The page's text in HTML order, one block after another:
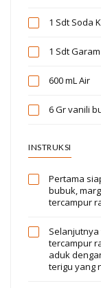
1 Sdt Soda
1 SdtGaram
600 mL Air
6 Grvanili
INSTRUKSI
Pertama
bubuk,
tercampur
tercampur
aduk
terigu yang